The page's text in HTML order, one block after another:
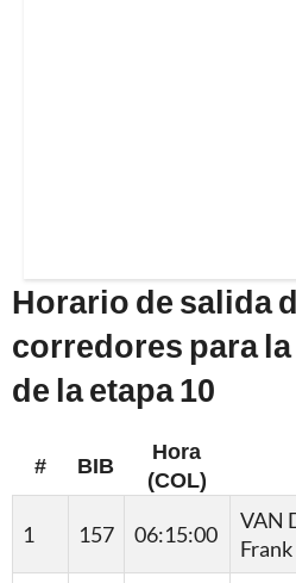
Horario de salida
corredores para
de la etapa 10
# BIB
Hora
(COL)
1 157 06:15:00
VAN
Frank